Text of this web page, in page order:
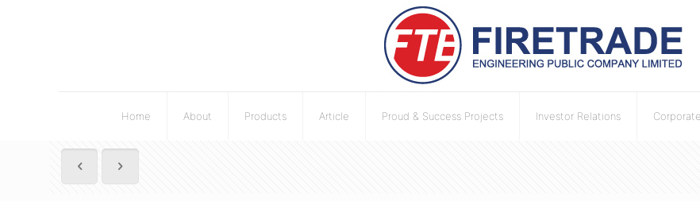
Home About Products Article Proud & Success Projects Investor Relations